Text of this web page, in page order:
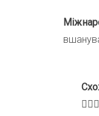
🧘🏻‍♀️